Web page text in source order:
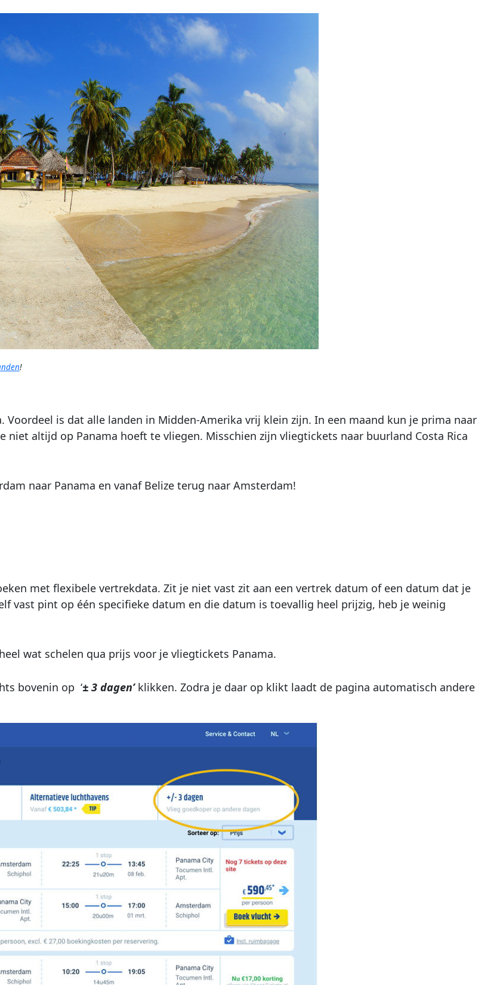
!
is dat alle landen in Midden-Amerika vrij klein zijn. In een maand kun je prima naar
niet altijd op Panama hoeft te vliegen. Misschien zijn vliegtickets naar buurland Costa Rica
naar Panama en vanaf Belize terug naar Amsterdam!
met flexibele vertrekdata. Zit je niet vast zit aan een vertrek datum of een datum dat je
vast pint op één specifieke datum en die datum is toevallig heel prijzig, heb je weinig
wat schelen qua prijs voor je vliegtickets Panama.
bovenin op ‘± 3 dagen’klikken. Zodra je daar op klikt laadt de pagina automatisch andere